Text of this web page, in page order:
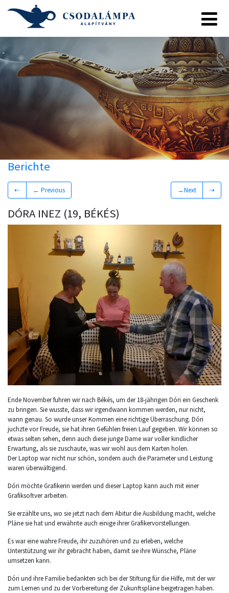
Berichte
⇠ ← Previous →Next ⇢
DÓRA INEZ (19, BÉKÉS)
Ende November fuhren wir nach Békés, um der 18-jährigen Dóri ein Geschenk
zu bringen. Sie wusste, dass wir irgendwann kommen werden, nur nicht,
wann genau. So wurde unser Kommen eine richtige Überraschung. Dóri
juchzte vor Freude, sie hat ihren Gefühlen freien Lauf gegeben. Wir können so
etwas selten sehen, denn auch diese junge Dame war voller kindlicher
Erwartung, als sie zuschaute, was wir wohl aus dem Karten holen.
Der Laptop war nicht nur schön, sondern auch die Parameter und Leistung
waren überwältigend.
Dóri möchte Grafikerin werden und dieser Laptop kann auch mit einer
Grafiksoftver arbeiten.
Sie erzählte uns, wo sie jetzt nach dem Abitur die Ausbildung macht, welche
Pläne sie hat und erwähnte auch einige ihrer Grafikervorstellungen.
Es war eine wahre Freude, ihr zuzuhören und zu erleben, welche
Unterstützung wir ihr gebracht haben, damit sie ihre Wünsche, Pläne
umsetzen kann.
Dóri und ihre Familie bedankten sich bei der Stiftung für die Hilfe, mit der wir
zum Lernen und zu der Vorbereitung der Zukunftspläne beigetragen haben.